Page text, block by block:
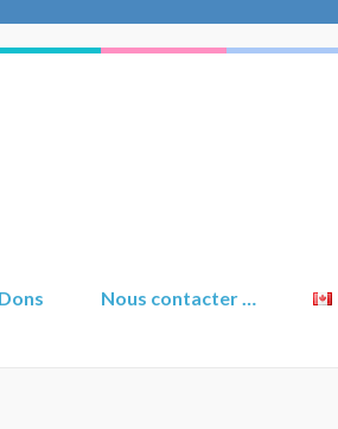
Nous contacter …